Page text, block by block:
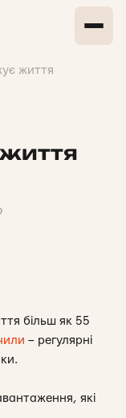
життя
більш як 55
– регулярні
які